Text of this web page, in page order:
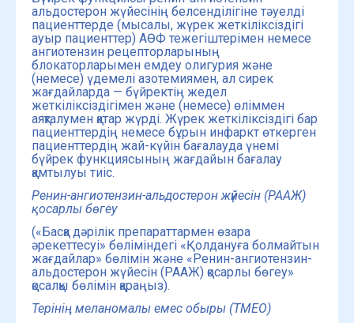
альдостерон жүйесінің белсенділігіне тәуелді
пациенттерде (мысалы, жүрек жеткіліксіздігі
ауыр пациенттер) АӨФ тежегіштерімен немесе
ангиотензин рецепторларының
блокаторларымен емдеу олигурия және
(немесе) үдемелі азотемиямен, ал сирек
жағдайларда — бүйректің жедел
жеткіліксіздігімен және (немесе) өліммен
аяқталумен қатар жүрді. Жүрек жеткіліксіздігі бар
пациенттердің немесе бұрын инфаркт өткерген
пациенттердің жай-күйін бағалауда үнемі
бүйрек функциясының жағдайын бағалау
қамтылуы тиіс.
Ренин-ангиотензин-альдостеронжүйесін (РААЖ)
қосарлы бөгеу
(«Басқа дәрілік препараттармен өзара
әрекеттесуі» бөліміндегі «Қолдануға болмайтын
жағдайлар» бөлімін және «Ренин-ангиотензин-
альдостерон жүйесін (РААЖ) қосарлы бөгеу»
қосалқы бөлімін қараңыз).
Терінің меланомалы емес обыры (ТМЕО)